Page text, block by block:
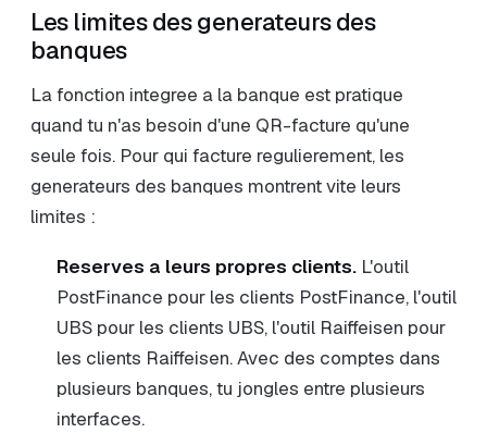
Les limites des generateurs des
banques
La fonction integree a la banque est pratique
quand tu n'as besoin d'une QR-facture qu'une
seule fois. Pour qui facture regulierement, les
generateurs des banques montrent vite leurs
limites :
Reserves a leurs propres clients. L'outil
PostFinance pour les clients PostFinance, l'outil
UBS pour les clients UBS, l'outil Raiffeisen pour
les clients Raiffeisen. Avec des comptes dans
plusieurs banques, tu jongles entre plusieurs
interfaces.